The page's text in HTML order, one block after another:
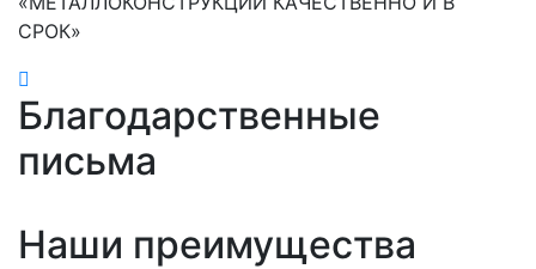
СРОК»
Благодарственные
письма
Наши преимущества